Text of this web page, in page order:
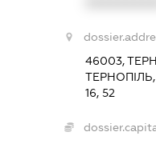
46003,
16, 52